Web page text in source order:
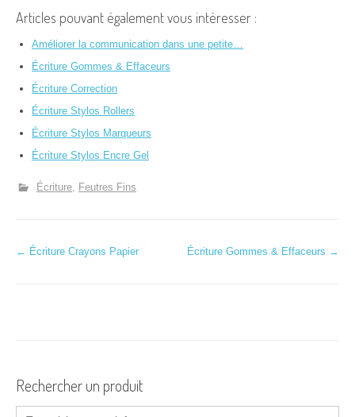
Articles pouvant également vous intéresser :
Améliorer la communication dans une petite…
Écriture Gommes & Effaceurs
Écriture Correction
Écriture Stylos Rollers
Écriture Stylos Marqueurs
Écriture Stylos Encre Gel
Écriture Feutres Fins
N
g
a
← Écriture Crayons Papier Écriture Gommes & Effaceurs →
Rechercher un produit
Search